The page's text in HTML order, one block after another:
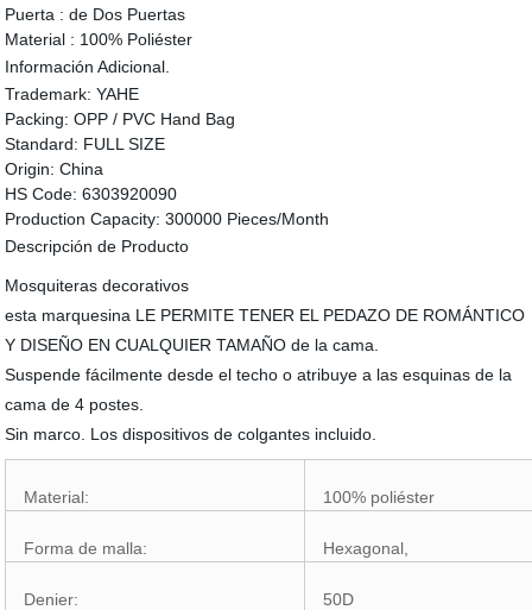
Puerta : de Dos Puertas
Material : 100% Poliéster
Información Adicional.
Trademark: YAHE
Packing: OPP / PVC Hand Bag
Standard: FULL SIZE
Origin: China
HS Code: 6303920090
Production Capacity: 300000 Pieces/Month
Descripción de Producto
Mosquiteras decorativos
esta marquesina LE PERMITE TENER EL PEDAZO DE ROMÁNTICO
Y DISEÑO EN CUALQUIER TAMAÑO de la cama.
Suspende fácilmente desde el techo o atribuye a las esquinas de la
cama de 4 postes.
Sin marco. Los dispositivos de colgantes incluido.
Material: 100% poliéster
Forma de malla: Hexagonal,
Denier: 50D